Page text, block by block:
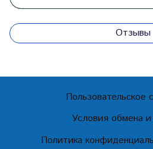
Отзывы
Пользовательское
Условия обмена и
Политика